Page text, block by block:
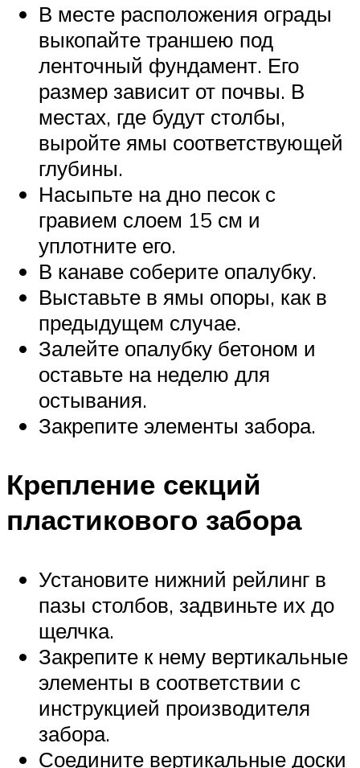
В месте расположения ограды
выкопайте траншею под
ленточный фундамент. Его
размер зависит от почвы. В
местах, где будут столбы,
выройте ямы соответствующей
глубины.
Насыпьте на дно песок с
гравием слоем 15 см и
уплотните его.
В канаве соберите опалубку.
Выставьте в ямы опоры, как в
предыдущем случае.
Залейте опалубку бетоном и
оставьте на неделю для
остывания.
Закрепите элементы забора.
Крепление секций
пластикового забора
Установите нижний рейлинг в
пазы столбов, задвиньте их до
щелчка.
Закрепите к нему вертикальные
элементы в соответствии с
инструкцией производителя
забора.
Соедините вертикальные доски